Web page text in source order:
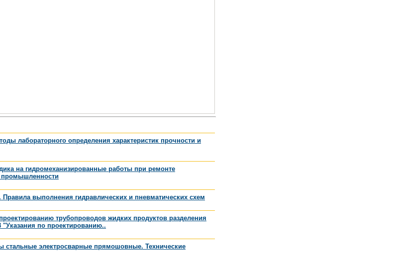
лабораторного определения характеристик прочности и
на гидромеханизированные работы при ремонте
промышленности
Правила выполнения гидравлических и пневматических схем
трубопроводов жидких продуктов разделения
"Указания по проектированию..
стальные электросварные прямошовные. Технические